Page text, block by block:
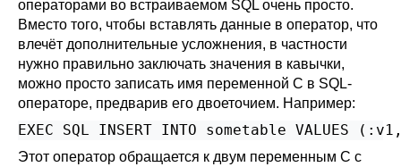
операторами во встраиваемом SQL очень просто.
Вместо того, чтобы вставлять данные в оператор, что
влечёт дополнительные усложнения, в частности
нужно правильно заключать значения в кавычки,
можно просто записать имя переменной C в SQL-
операторе, предварив его двоеточием. Например:
EXEC SQL INSERT INTO sometable
Этот оператор обращается к двум переменным C с